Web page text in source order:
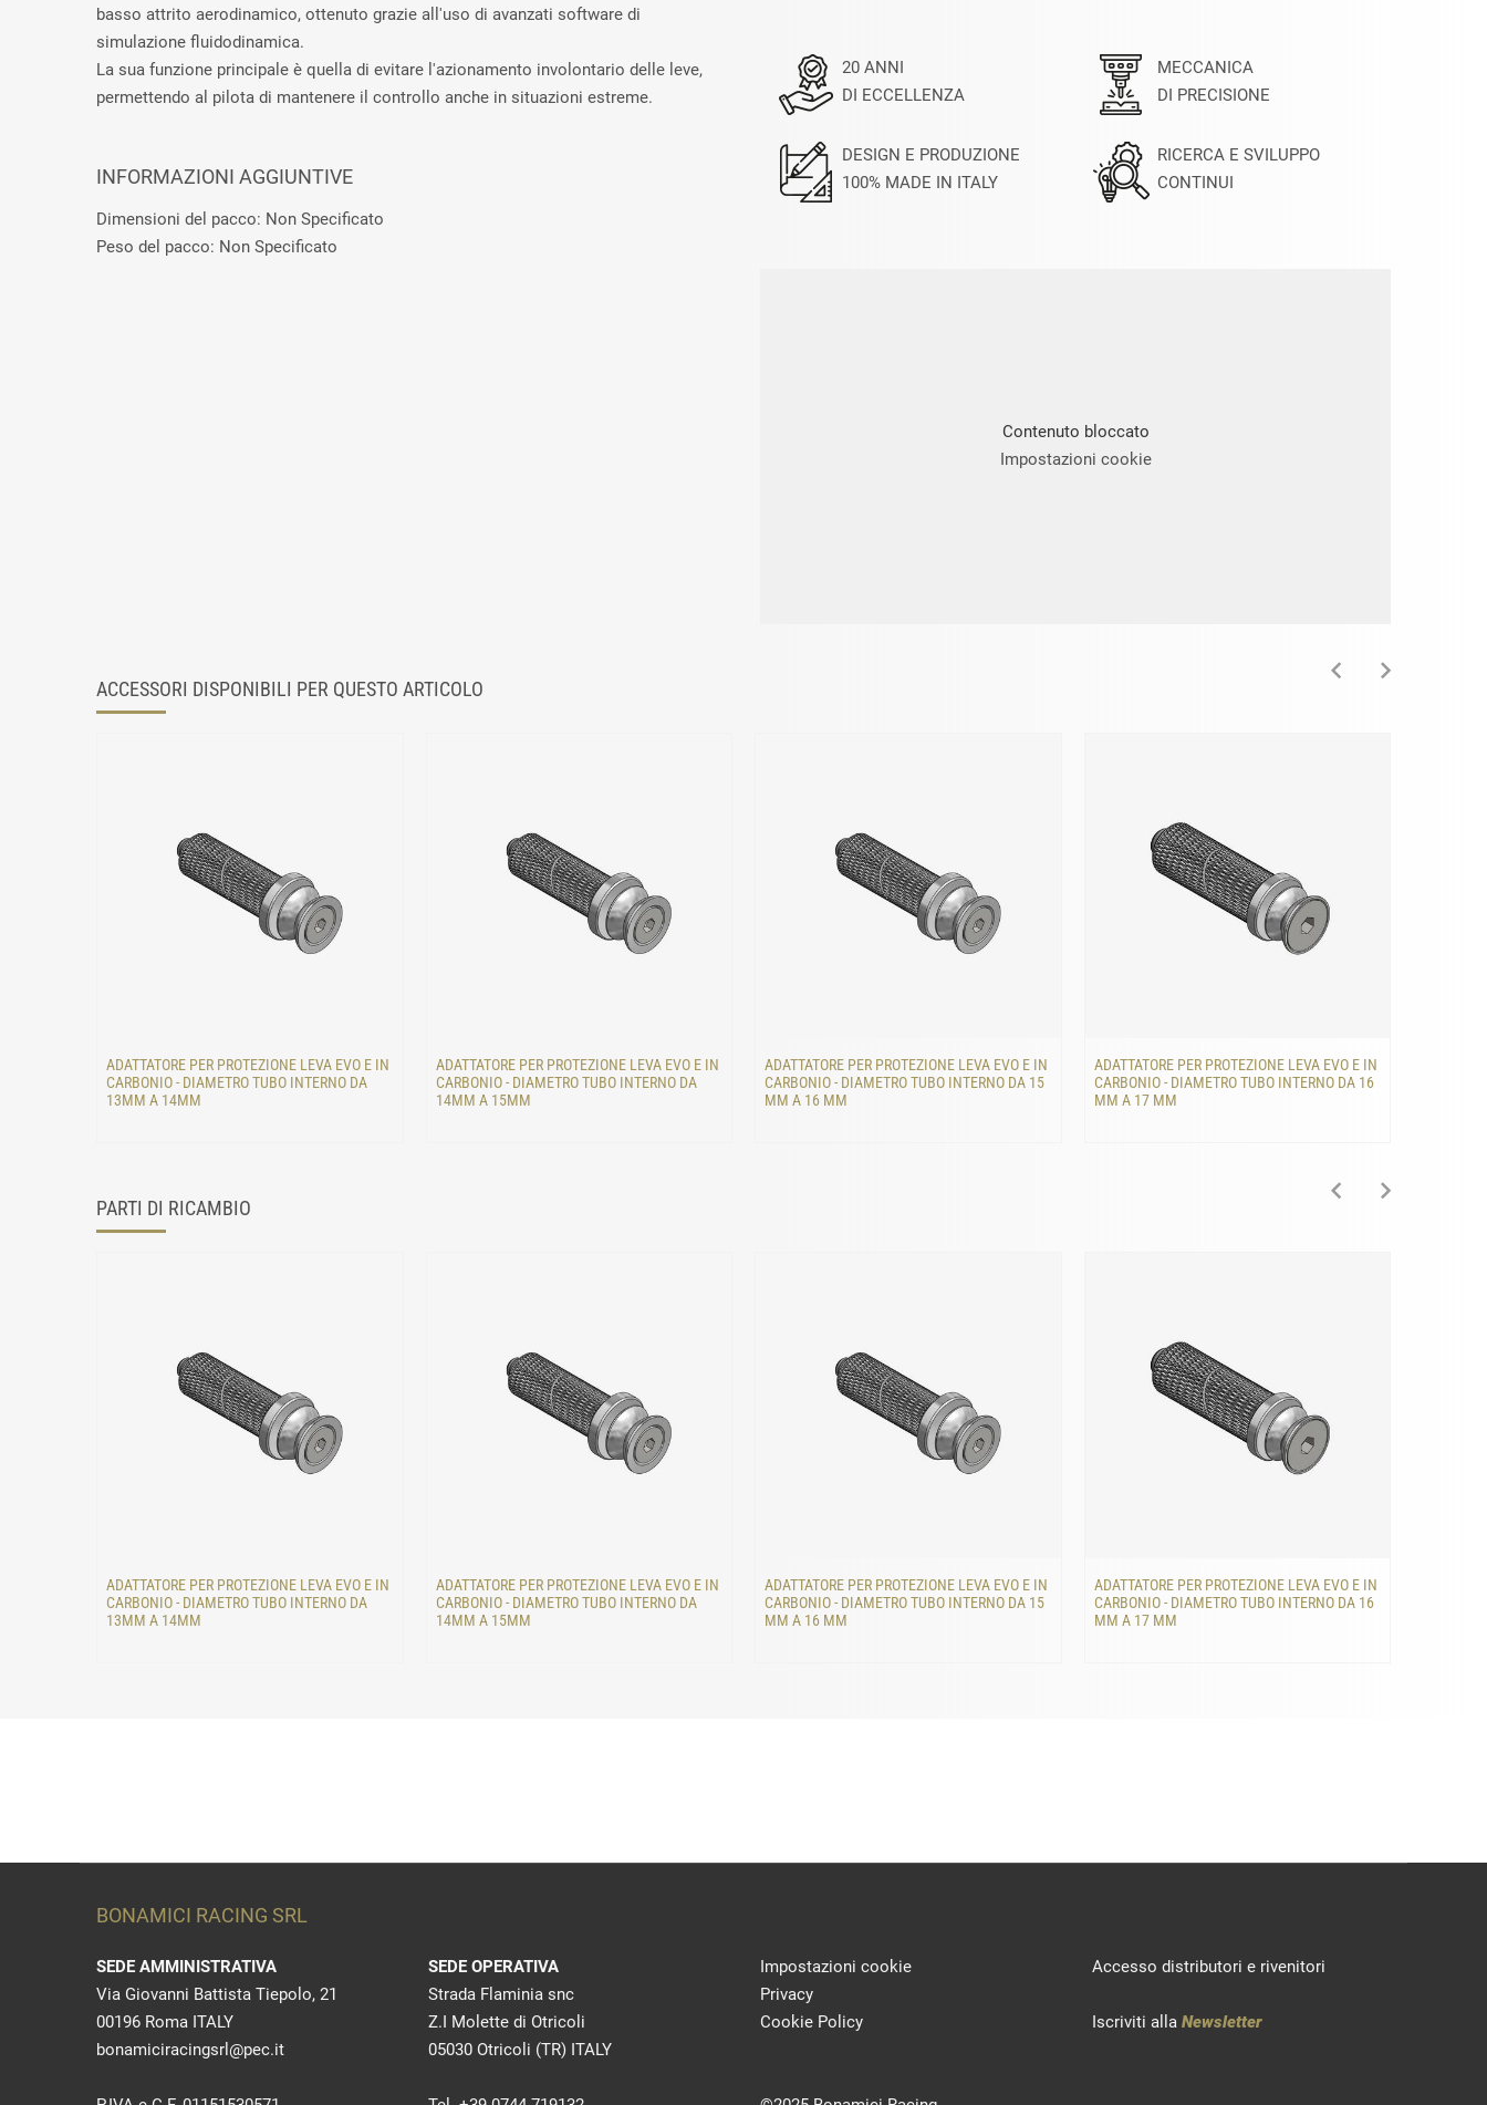
basso attrito aerodinamico, ottenuto grazie all'uso di avanzati software di
simulazione fluidodinamica.
La sua funzione principale è quella di evitare l'azionamento involontario delle leve,
permettendo al pilota di mantenere il controllo anche in situazioni estreme.
INFORMAZIONI AGGIUNTIVE
Dimensioni del pacco: Non Specificato
Peso del pacco: Non Specificato
20 ANNI
DI ECCELLENZA
MECCANICA
DI PRECISIONE
DESIGN E PRODUZIONE
100% MADE IN ITALY
RICERCA E SVILUPPO
CONTINUI
Contenuto bloccato
Impostazioni cookie
ACCESSORI DISPONIBILI PER QUESTO ARTICOLO
ADATTATORE PER PROTEZIONE LEVA EVO E IN
CARBONIO - DIAMETRO TUBO INTERNO DA
13MM A 14MM
ADATTATORE PER PROTEZIONE LEVA EVO E IN
CARBONIO - DIAMETRO TUBO INTERNO DA
14MM A 15MM
ADATTATORE PER PROTEZIONE LEVA EVO E IN
CARBONIO - DIAMETRO TUBO INTERNO DA 15
MM A 16 MM
ADATTATORE PER PROTEZIONE LEVA EVO E IN
CARBONIO - DIAMETRO TUBO INTERNO DA 16
MM A 17 MM
PARTI DI RICAMBIO
ADATTATORE PER PROTEZIONE LEVA EVO E IN
CARBONIO - DIAMETRO TUBO INTERNO DA
13MM A 14MM
ADATTATORE PER PROTEZIONE LEVA EVO E IN
CARBONIO - DIAMETRO TUBO INTERNO DA
14MM A 15MM
ADATTATORE PER PROTEZIONE LEVA EVO E IN
CARBONIO - DIAMETRO TUBO INTERNO DA 15
MM A 16 MM
ADATTATORE PER PROTEZIONE LEVA EVO E IN
CARBONIO - DIAMETRO TUBO INTERNO DA 16
MM A 17 MM
BONAMICI RACING SRL
SEDE AMMINISTRATIVA
Via Giovanni Battista Tiepolo, 21
00196 Roma ITALY
bonamiciracingsrl@pec.it
SEDE OPERATIVA
Strada Flaminia snc
Z.I Molette di Otricoli
05030 Otricoli (TR) ITALY
Impostazioni cookie
Privacy
Cookie Policy
Accesso distributori e rivenitori
Iscriviti alla Newsletter